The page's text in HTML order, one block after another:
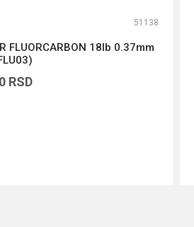
51138
FLUORCARBON 18lb 0.37mm
RSD